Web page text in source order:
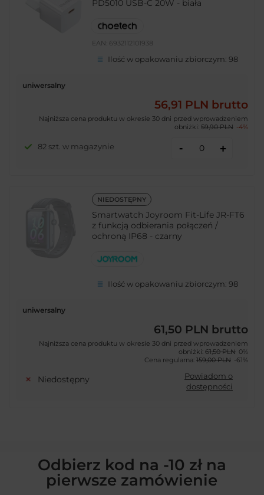
PD5010 USB-C 20W - biała
EAN: 6932112101938
Ilość w opakowaniu zbiorczym:98
uniwersalny
56,91 PLN brutto
Najniższa cena produktu w okresie 30 dni przed wprowadzeniem
obniżki: 59,90 PLN -4%
82 szt. w magazynie - +
NIEDOSTĘPNY
Smartwatch Joyroom Fit-Life JR-FT6
z funkcją odbierania połączeń /
ochroną IP68 - czarny
Ilość w opakowaniu zbiorczym:98
uniwersalny
61,50 PLN brutto
Najniższa cena produktu w okresie 30 dni przed wprowadzeniem
obniżki: 61,50 PLN 0%
Cena regularna: 159,00 PLN -61%
Niedostępny
Powiadom o
dostępności
Odbierz kod na -10 zł na
pierwsze zamówienie